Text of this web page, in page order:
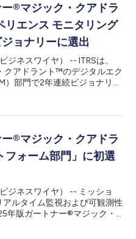
25カ国にまたがる310社以上
ます。このプラットフォーム
視（STM）、実ユーザー監視
リアージを提供し、顧客や従
ス問題を積極的に特定・解決
独自機能には、複雑なWeb
トアプリケーション、ビジネ
アプリケーション、セルフサ
®マジック・クアドラ
エンス モニタリング
ョナリーに選出
ジネスワイヤ） -- ITRSは、
アドラント™のデジタルエク
）部門で2年連続ビジョナリー
ンであるUptrendsは、規制の
リエンスを提供できるように
ン・タープストラは、「当社
ており、2年連続でビジョナ
ます。デジタルエクスペリエ
健全性とエンドユーザー満足
が世界クラスのデジタル製品
信頼を強化し、ビジネスの成
と述べています。 複雑さを
®マジック・クアドラ
ォーム部門」に初選
ジネスワイヤ） -- ミッショ
ルタイム監視および可観測性
年版ガートナー®マジック・